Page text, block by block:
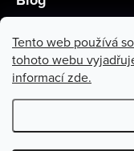
Tento web používá
tohoto webu
informacízde.
Instagram